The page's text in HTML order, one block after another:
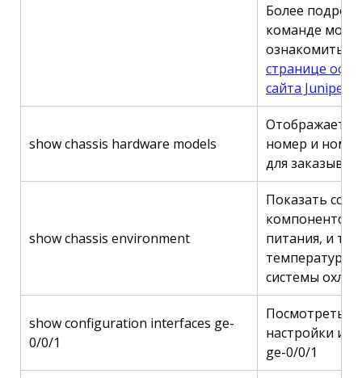
Более
команде
ознакомиться
странице
сайта Juniper
show chassis hardware models
Отображает
номер и
для
show chassis environment
Показать
компонентов
питания, и
температуру,
системы
show configuration interfaces ge-
0/0/1
Посмотреть
настройки
ge-0/0/1